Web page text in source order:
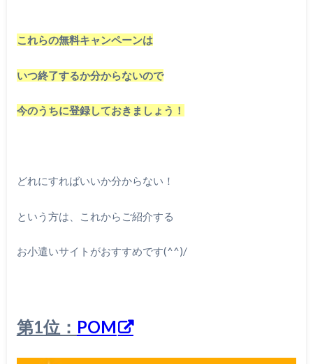
これらの無料キャンペーンは
いつ終了するか分からないので
今のうちに登録しておきましょう！
どれにすればいいか分からない！
という方は、これからご紹介する
お小遣いサイトがおすすめです(^^)/
第1位： POM